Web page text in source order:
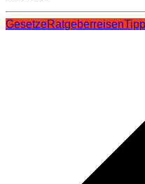
GesetzeRatgeberreisen